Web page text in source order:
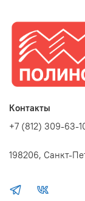
Контакты
+7 (812) 309-63-
198206, Санкт-